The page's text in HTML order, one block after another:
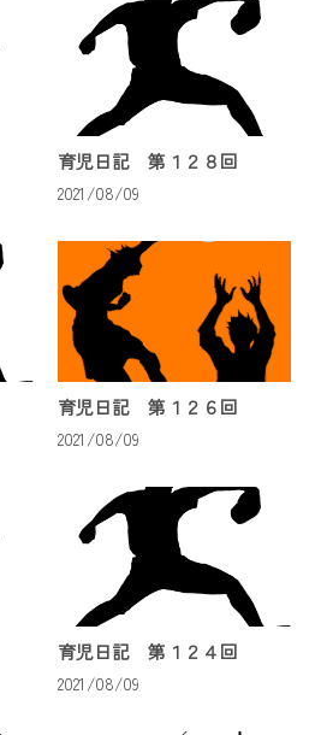
育児日記 第１２８回
2021/08/09
育児日記 第１２６回
2021/08/09
育児日記 第１２４回
2021/08/09